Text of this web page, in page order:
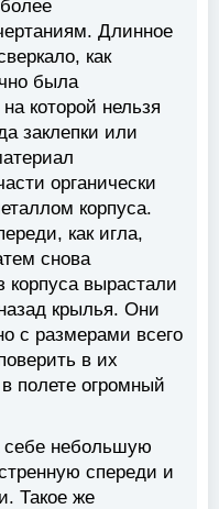
Длинное
как
была
которой нельзя
заклепки или
органически
корпуса.
как игла,
снова
корпуса вырастали
крылья. Они
с размерами всего
в их
полете огромный
себе небольшую
спереди и
Такое же